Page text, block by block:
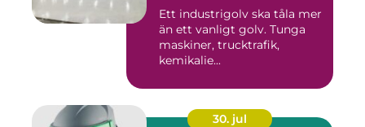
Ett industrigolv ska tåla mer
än ett vanligt golv. Tunga
maskiner, trucktrafik,
kemikalie...
30. jul